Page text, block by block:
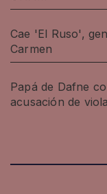
Cae 'El Ruso',
Carmen
Papá de Dafne
acusación de